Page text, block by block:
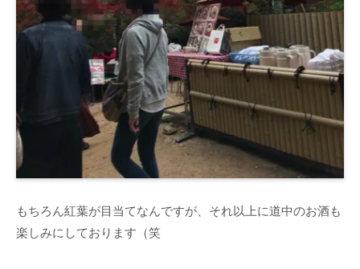
もちろん紅葉が目当てなんですが、それ以上に道中のお酒も
楽しみにしております（笑